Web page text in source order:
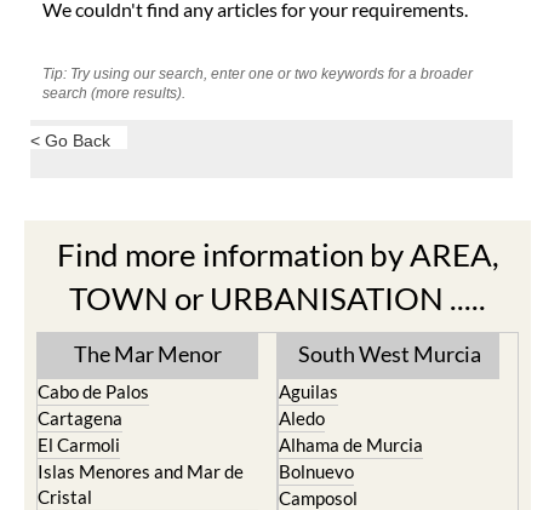
We couldn't find any articles for your requirements.
Tip: Try using our search, enter one or two keywords for a broader
search (more results).
< Go Back
Find more information by AREA,
TOWN or URBANISATION .....
The Mar Menor
Cabo de Palos
Cartagena
El Carmoli
Islas Menores and Mar de
Cristal
South West Murcia
Aguilas
Aledo
Alhama de Murcia
Bolnuevo
Camposol